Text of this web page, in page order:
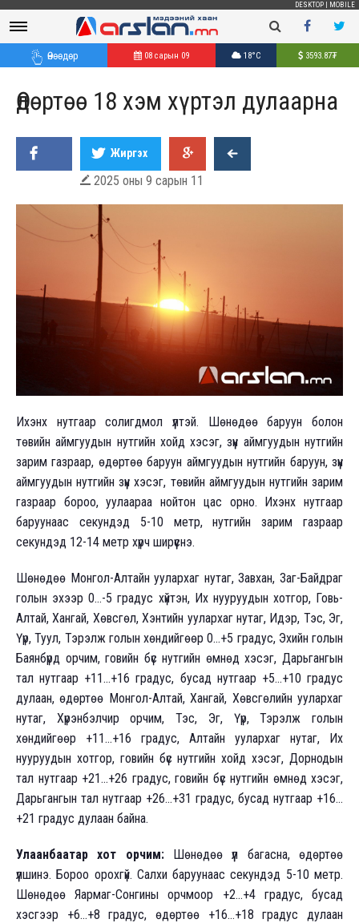
DESKTOP MOBILE
Өнөөдөр 08 сарын 09 18°C 3593.87₮
Өдөртөө 18 хэм хүртэл дулаарна
Жиргэх
 2025 оны 9 сарын 11
Ихэнх нутгаар солигдмол үүлтэй. Шөнөдөө баруун болон
төвийн аймгуудын нутгийн хойд хэсэг, зүүн аймгуудын нутгийн
зарим газраар, өдөртөө баруун аймгуудын нутгийн баруун, зүүн
аймгуудын нутгийн зүүн хэсэг, төвийн аймгуудын нутгийн зарим
газраар бороо, уулаараа нойтон цас орно. Ихэнх нутгаар
баруунаас секундэд 5-10 метр, нутгийн зарим газраар
секундэд 12-14 метр хүрч ширүүснэ.
Шөнөдөө Монгол-Алтайн уулархаг нутаг, Завхан, Заг-Байдраг
голын эхээр 0…-5 градус хүйтэн, Их нууруудын хотгор, Говь-
Алтай, Хангай, Хөвсгөл, Хэнтийн уулархаг нутаг, Идэр, Тэс, Эг,
Үүр, Туул, Тэрэлж голын хөндийгөөр 0…+5 градус, Эхийн голын
Баянбүрд орчим, говийн бүс нутгийн өмнөд хэсэг, Дарьгангын
тал нутгаар +11…+16 градус, бусад нутгаар +5…+10 градус
дулаан, өдөртөө Монгол-Алтай, Хангай, Хөвсгөлийн уулархаг
нутаг, Хүрэнбэлчир орчим, Тэс, Эг, Үүр, Тэрэлж голын
хөндийгөөр +11…+16 градус, Алтайн уулархаг нутаг, Их
нууруудын хотгор, говийн бүс нутгийн хойд хэсэг, Дорнодын
тал нутгаар +21…+26 градус, говийн бүс нутгийн өмнөд хэсэг,
Дарьгангын тал нутгаар +26…+31 градус, бусад нутгаар +16…
+21 градус дулаан байна.
Улаанбаатар хот орчим:Шөнөдөө үүл багасна, өдөртөө
үүлшинэ. Бороо орохгүй. Салхи баруунаас секундэд 5-10 метр.
Шөнөдөө Яармаг-Сонгины орчмоор +2…+4 градус, бусад
хэсгээр +6…+8 градус, өдөртөө +16…+18 градус дулаан